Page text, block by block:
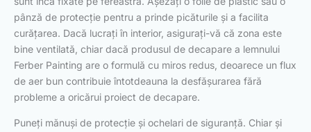
pânză de protecție pentru a prinde picăturile și a facilita
curățarea. Dacă lucrați în interior, asigurați-vă că zona este
bine ventilată, chiar dacă produsul de decapare a lemnului
Ferber Painting are o formulă cu miros redus, deoarece un flux
de aer bun contribuie întotdeauna la desfășurarea fără
probleme a oricărui proiect de decapare.
Puneți mănuși de protecție și ochelari de siguranță. Chiar și